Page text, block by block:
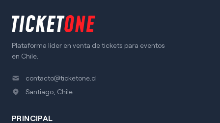
Plataforma líder en venta de tickets para eventos
en Chile.
contacto@ticketone.cl
Santiago, Chile
PRINCIPAL